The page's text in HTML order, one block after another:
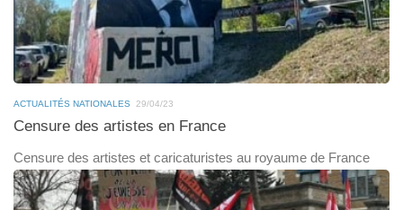
ACTUALITÉS NATIONALES 29/04/23
Censure des artistes en France
Censure des artistes et caricaturistes au royaume de France